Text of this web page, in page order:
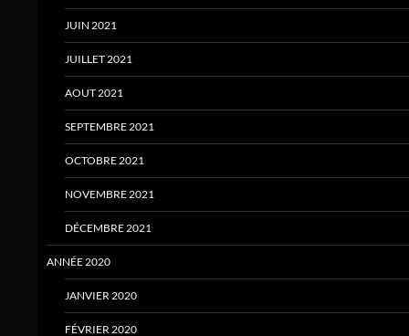
JUIN 2021
JUILLET 2021
AOUT 2021
SEPTEMBRE 2021
OCTOBRE 2021
NOVEMBRE 2021
DÉCEMBRE 2021
ANNÉE 2020
JANVIER 2020
FÉVRIER 2020